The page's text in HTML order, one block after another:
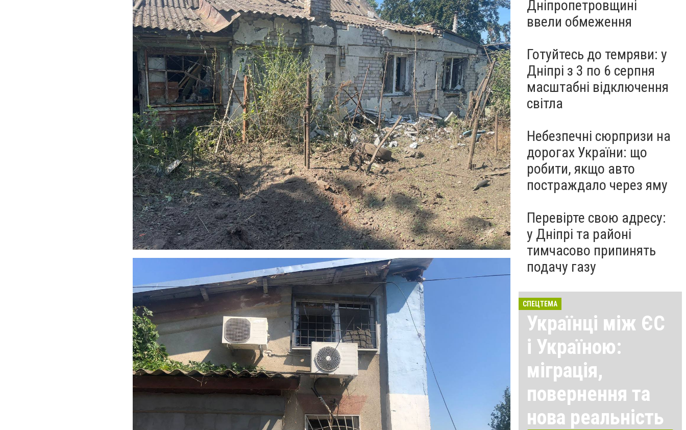
Дніпропетровщині
ввели обмеження
Готуйтесь до темряви: у
Дніпрі з 3 по 6 серпня
масштабні відключення
світла
Небезпечні сюрпризи на
дорогах України: що
робити, якщо авто
постраждало через яму
Перевірте свою адресу:
у Дніпрі та районі
тимчасово припинять
подачу газу
СПЕЦТЕМА
Українці між ЄС
і Україною:
міграція,
повернення та
нова реальність